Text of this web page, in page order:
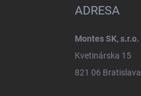
ADRESA
Montes SK, s.r.o.
Kvetinárska 15
821 06 Bratislava